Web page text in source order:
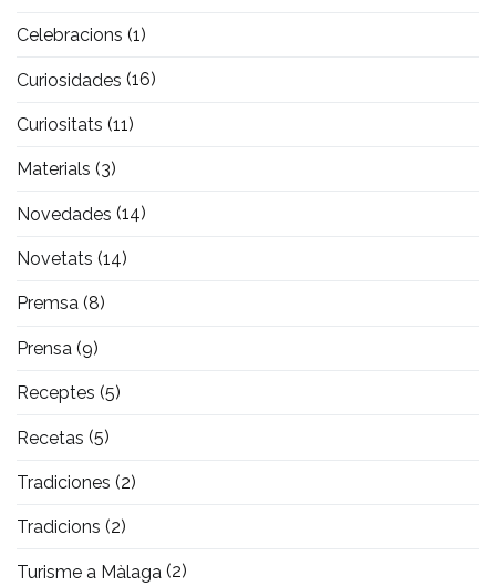
Celebracions (1)
Curiosidades (16)
Curiositats (11)
Materials (3)
Novedades (14)
Novetats (14)
Premsa (8)
Prensa (9)
Receptes (5)
Recetas (5)
Tradiciones (2)
Tradicions (2)
Turisme a Màlaga (2)